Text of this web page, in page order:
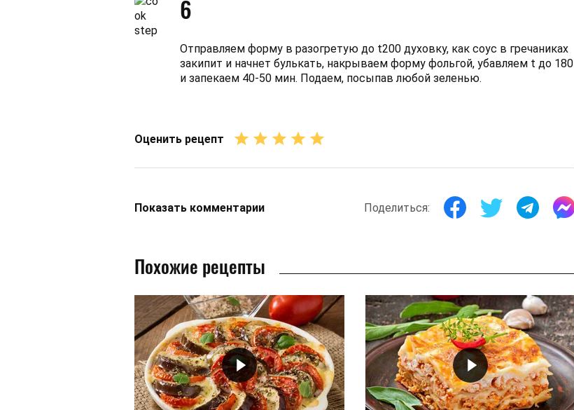
6
Отправляем форму в разогретую до t200 духовку, как соус в гречаниках
закипит и начнет булькать, накрываем форму фольгой, убавляем t до 180
и запекаем 40-50 мин. Подаем, посыпав любой зеленью.
Оценить рецепт
Показать комментарии Поделиться:
Похожие рецепты